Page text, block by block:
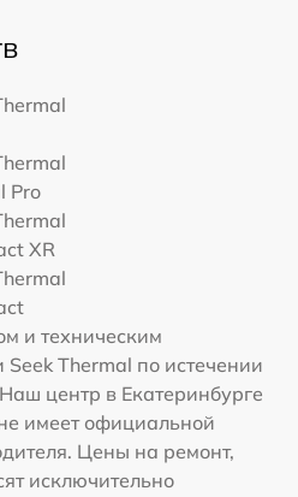
Pro
XR
и техническим
Thermal по истечении
центр в Екатеринбурге
имеет официальной
Цены на ремонт,
исключительно